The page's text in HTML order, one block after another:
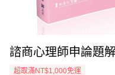
諮商心理師申論題
超取滿NT$1,000免運